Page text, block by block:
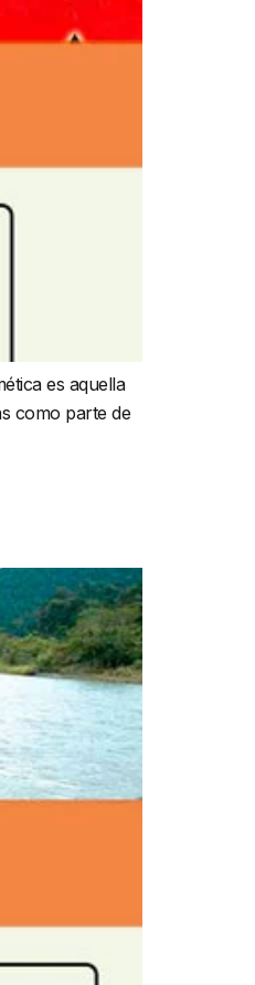
es aquella
como parte de